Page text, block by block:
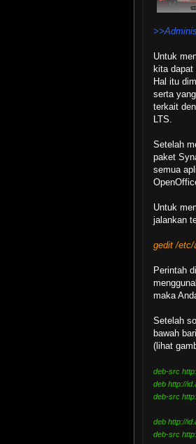
Untuk
kita
Hal itu
serta
terkait
LTS.
Setelah
paket
semua
Untuk
jalankan
gedit /
Perintah
maka
Setelah
bawah
(lihat
deb-src
deb http://
deb-src
deb http://
deb-src